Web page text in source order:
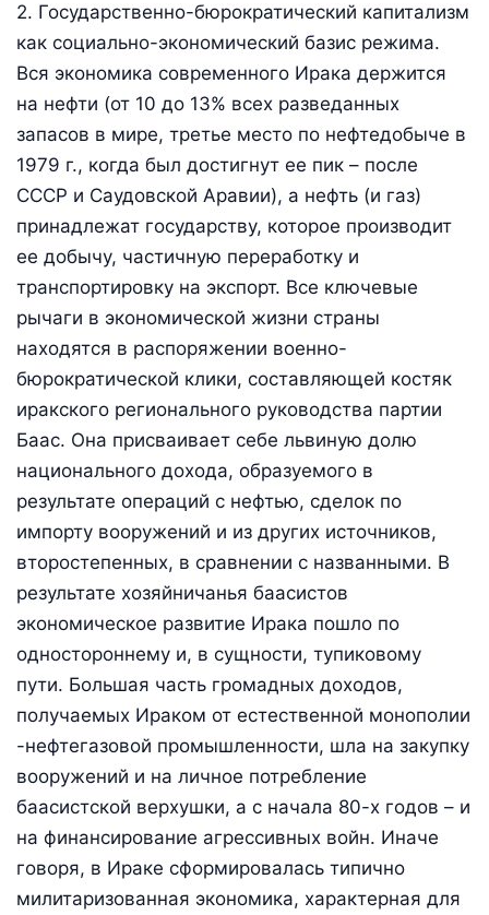
2. Государственно-бюрократический капитализм
как социально-экономический базис режима.
Вся экономика современного Ирака держится
на нефти (от 10 до 13% всех разведанных
запасов в мире, третье место по нефтедобыче в
1979 г., когда был достигнут ее пик – после
СССР и Саудовской Аравии), а нефть (и газ)
принадлежат государству, которое производит
ее добычу, частичную переработку и
транспортировку на экспорт. Все ключевые
рычаги в экономической жизни страны
находятся в распоряжении военно-
бюрократической клики, составляющей костяк
иракского регионального руководства партии
Баас. Она присваивает себе львиную долю
национального дохода, образуемого в
результате операций с нефтью, сделок по
импорту вооружений и из других источников,
второстепенных, в сравнении с названными. В
результате хозяйничанья баасистов
экономическое развитие Ирака пошло по
одностороннему и, в сущности, тупиковому
пути. Большая часть громадных доходов,
получаемых Ираком от естественной монополии
-нефтегазовой промышленности, шла на закупку
вооружений и на личное потребление
баасистской верхушки, а с начала 80-х годов – и
на финансирование агрессивных войн. Иначе
говоря, в Ираке сформировалась типично
милитаризованная экономика, характерная для